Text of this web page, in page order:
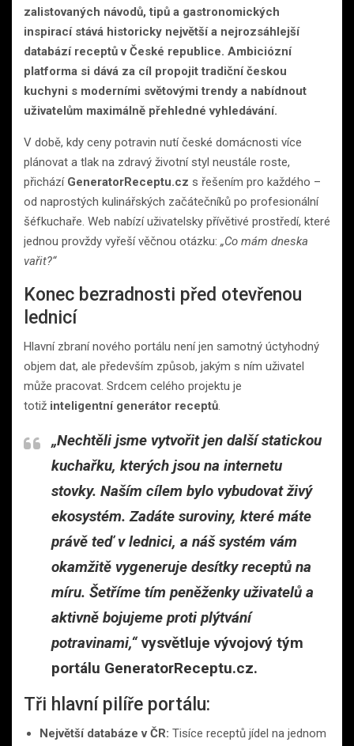
zalistovaných návodů, tipů a gastronomických
inspirací stává historicky největší a nejrozsáhlejší
databází receptů v České republice. Ambiciózní
platforma si dává za cíl propojit tradiční českou
kuchyni s moderními světovými trendy a nabídnout
uživatelům maximálně přehledné vyhledávání.
V době, kdy ceny potravin nutí české domácnosti více
plánovat a tlak na zdravý životní styl neustále roste,
přichází GeneratorReceptu.cz s řešením pro každého –
od naprostých kulinářských začátečníků po profesionální
šéfkuchaře. Web nabízí uživatelsky přívětivé prostředí, které
jednou provždy vyřeší věčnou otázku: „Co mám dneska
vařit?“
Konec bezradnosti před otevřenou
lednicí
Hlavní zbraní nového portálu není jen samotný úctyhodný
objem dat, ale především způsob, jakým s ním uživatel
může pracovat. Srdcem celého projektu je
totiž inteligentní generátor receptů.
„Nechtěli jsme vytvořit jen další statickou
kuchařku, kterých jsou na internetu
stovky. Naším cílem bylo vybudovat živý
ekosystém. Zadáte suroviny, které máte
právě teď v lednici, a náš systém vám
okamžitě vygeneruje desítky receptů na
míru. Šetříme tím peněženky uživatelů a
aktivně bojujeme proti plýtvání
potravinami,“ vysvětluje vývojový tým
portálu GeneratorReceptu.cz.
Tři hlavní pilíře portálu:
Největší databáze v ČR: Tisíce receptů jídel na jednom